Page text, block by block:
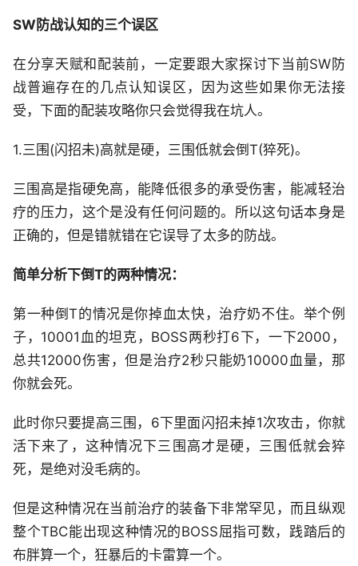
SW防战认知的三个误区
在分享天赋和配装前，一定要跟大家探讨下当前SW防
战普遍存在的几点认知误区，因为这些如果你无法接
受，下面的配装攻略你只会觉得我在坑人。
1.三围(闪招未)高就是硬，三围低就会倒T(猝死)。
三围高是指硬免高，能降低很多的承受伤害，能减轻治
疗的压力，这个是没有任何问题的。所以这句话本身是
正确的，但是错就错在它误导了太多的防战。
简单分析下倒T的两种情况：
第一种倒T的情况是你掉血太快，治疗奶不住。举个例
子，10001血的坦克，BOSS两秒打6下，一下2000，
总共12000伤害，但是治疗2秒只能奶10000血量，那
你就会死。
此时你只要提高三围，6下里面闪招未掉1次攻击，你就
活下来了，这种情况下三围高才是硬，三围低就会猝
死，是绝对没毛病的。
但是这种情况在当前治疗的装备下非常罕见，而且纵观
整个TBC能出现这种情况的BOSS屈指可数，践踏后的
布胖算一个，狂暴后的卡雷算一个。